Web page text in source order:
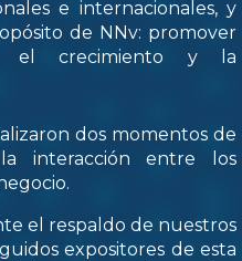
e internacionales, y
de NNv: promover
el crecimiento y la
dos momentos de
interacción entre los
el respaldo de nuestros
expositores de esta